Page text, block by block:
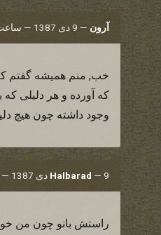
آرون — 9 دی 1387 — ساعت 19:25
خب, منم همیشه گفتم
که آورده و هر دلیلی که
وجود داشته چون هیچ
Halbarad — 9 دی 1387 — ساعت 19:25
راستش بانو چون من خودم